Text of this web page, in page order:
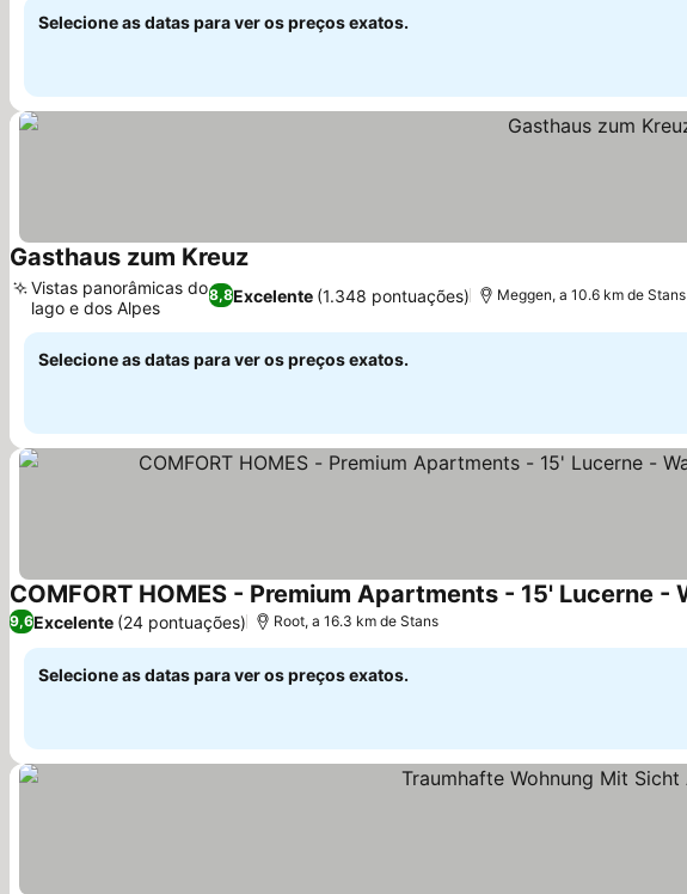
Selecione as datas para ver os preços exatos.
Gasthaus zum KreuzVer preços
8,8Excelente (1.348 pontuações)
Vistas panorâmicas do
lago e dos Alpes
Meggen, a 10.6 km de Stans
Selecione as datas para ver os preços exatos.
Ver preços
9,6Excelente (24 pontuações) Root, a 16.3 km de Stans
Selecione as datas para ver os preços exatos.